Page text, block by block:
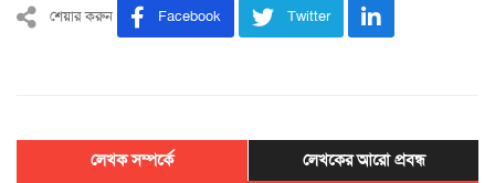
শেয়ার করুন Facebook Twitter
লেখক সম্পর্কে লেখকের আরো প্রবন্ধ